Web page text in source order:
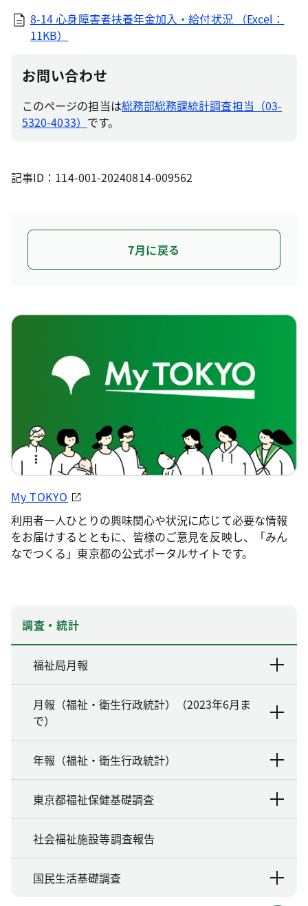
8-14 心身障害者扶養年金加入・給付状況 （Excel：
11KB）
お問い合わせ
このページの担当は総務部総務課統計調査担当（03-
5320-4033） です。
記事ID：114-001-20240814-009562
7月に戻る
My TOKYO
利用者一人ひとりの興味関心や状況に応じて必要な情報
をお届けするとともに、皆様のご意見を反映し、「みん
なでつくる」東京都の公式ポータルサイトです。
調査・統計
福祉局月報
月報（福祉・衛生行政統計）（2023年6月ま
で）
年報（福祉・衛生行政統計）
東京都福祉保健基礎調査
社会福祉施設等調査報告
国民生活基礎調査